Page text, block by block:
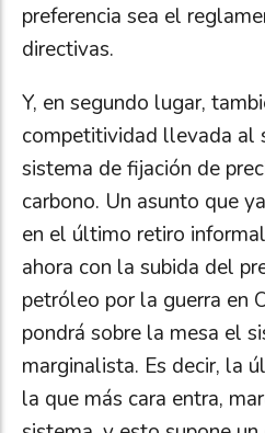
preferencia sea el
directivas.
Y, en segundo lugar,
competitividad llevada al
sistema de fijación de
carbono. Un asunto que
en el último retiro
ahora con la subida del
petróleo por la guerra en
pondrá sobre la mesa el
marginalista. Es decir, la
la que más cara entra,